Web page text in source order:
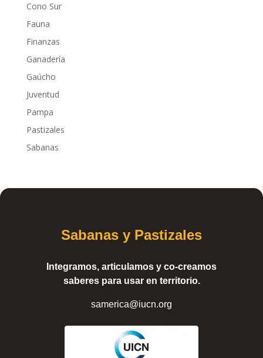
Cono Sur
Fauna
Finanzas
Ganadería
Gaúcho
Juventud
Pampa
Pastizales
Sabanas
Sabanas y Pastizales
Integramos, articulamos y co-creamos
saberes para usar en territorio.
samerica@iucn.org